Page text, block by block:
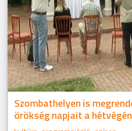
Szombathelyen is
örökség napjait a hétvégén